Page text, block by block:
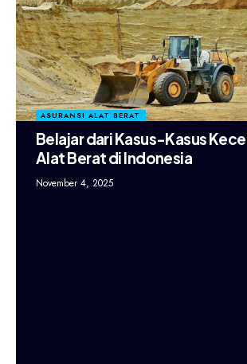
ASURANSI ALAT BERAT
Belajar dari Kasus-Kasus
Alat Berat di Indonesia
November 4, 2025